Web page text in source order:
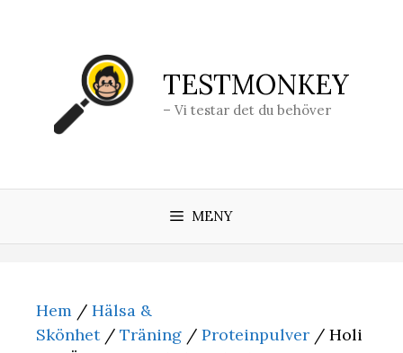
TESTMONKEY
– Vi testar det du behöver
MENY
Hem / Hälsa &
Skönhet/ Träning / Proteinpulver / Holi